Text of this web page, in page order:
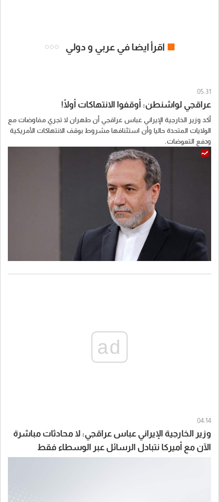
اقرأ ايضا في عربي و دولي
05:31
عراقجي لواشنطن: أوقفوا الانتهاكات أولًا!
أكد وزير الخارجية الإيراني عباس عراقجي أن طهران لا تجري مفاوضات مع
الولايات المتحدة حاليا وأن استئنافها مشروط بوقف الانتهاكات الأمريكية
ودفع التعوضات.
ad
04:14
وزير الخارجية الإيراني عباس عراقجي: لا محادثات مباشرة
الآن مع أميركا نتبادل الرسائل عبر الوسطاء فقط